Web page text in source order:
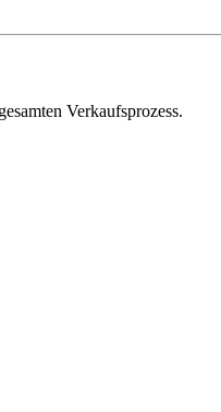
Verkaufsprozess.